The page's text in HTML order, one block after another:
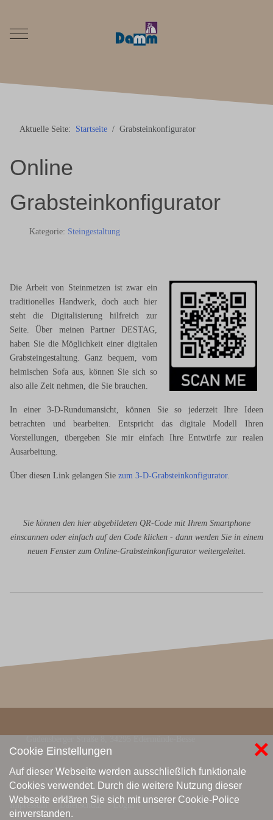
Mobile Menu Toggle
Aktuelle Seite: Startseite Grabsteinkonfigurator
Online
Grabsteinkonfigurator
Kategorie: Steingestaltung
Die Arbeit von Steinmetzen ist zwar ein
traditionelles Handwerk, doch auch hier
steht die Digitalisierung hilfreich zur
Seite. Über meinen Partner DESTAG,
haben Sie die Möglichkeit einer digitalen
Grabsteingestaltung. Ganz bequem, vom
heimischen Sofa aus, können Sie sich so
also alle Zeit nehmen, die Sie brauchen.
In einer 3-D-Rundumansicht, können Sie so jederzeit Ihre Ideen
betrachten und bearbeiten. Entspricht das digitale Modell Ihren
Vorstellungen, übergeben Sie mir einfach Ihre Entwürfe zur realen
Ausarbeitung.
Über diesen Link gelangen Siezum 3-D-Grabsteinkonfigurator.
Sie können den hier abgebildeten QR-Code mit Ihrem Smartphone
einscannen oder einfach auf den Code klicken - dann werden Sie in einem
neuen Fenster zum Online-Grabsteinkonfigurator weitergeleitet.
0 56 03 / 60 92
Impressum Datenschutz Login
×
Cookie Einstellungen
Auf dieser Webseite werden ausschließlich funktionale
Cookies verwendet. Durch die weitere Nutzung dieser
Webseite erklären Sie sich mit unserer Cookie-Police
einverstanden.